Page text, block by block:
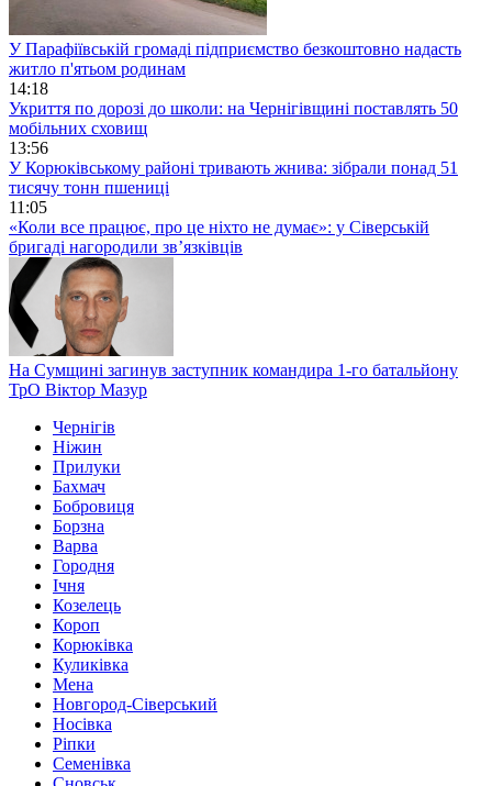
У Парафіївській громаді підприємство безкоштовно надасть
житло п'ятьом родинам
14:18
Укриття по дорозі до школи: на Чернігівщині поставлять 50
мобільних сховищ
13:56
У Корюківському районі тривають жнива: зібрали понад 51
тисячу тонн пшениці
11:05
«Коли все працює, про це ніхто не думає»: у Сіверській
бригаді нагородили зв’язківців
На Сумщині загинув заступник командира 1-го батальйону
ТрО Віктор Мазур
Чернігів
Ніжин
Прилуки
Бахмач
Бобровиця
Борзна
Варва
Городня
Ічня
Козелець
Короп
Корюківка
Куликівка
Мена
Новгород-Сіверський
Носівка
Ріпки
Семенівка